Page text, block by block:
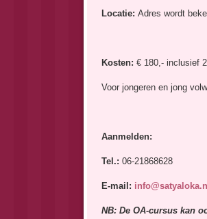
Locatie: Adres wordt
Kosten: € 180,- inclusief
Voor jongeren en jong
Aanmelden:
Tel.: 06-21868628
E-mail: info@satyaloka.nl
NB: De OA-cursus kan